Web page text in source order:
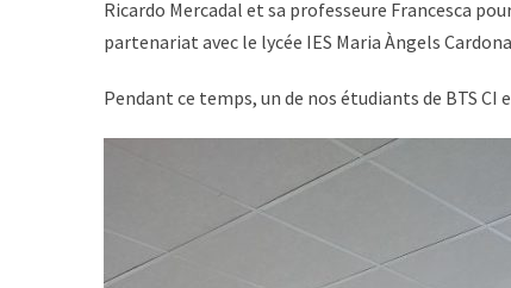
Ricardo Mercadal et sa professeure Francesca
partenariat avec le lycée IES Maria Àngels
Pendant ce temps, un de nos étudiants de BTS CI